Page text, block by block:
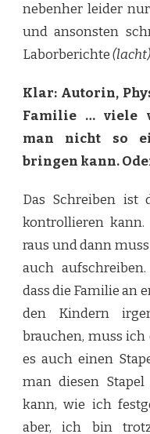
nebenher leider
und ansonsten
Laborberichte
Klar: Autorin,
Familie … viele
man nicht so
bringen kann.
Das Schreiben ist
kontrollieren
raus und dann
auch
dass die Familie an
den Kindern
brauchen, muss
es auch einen
man diesen
kann, wie ich
aber, ich bin